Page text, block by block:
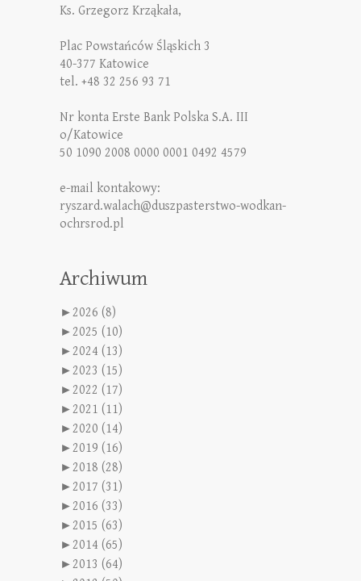
Ks. Grzegorz Krząkała,
Plac Powstańców Śląskich 3
40-377 Katowice
tel. +48 32 256 93 71
Nr konta Erste Bank Polska S.A. III
o/Katowice
50 1090 2008 0000 0001 0492 4579
e-mail kontakowy:
ryszard.walach@duszpasterstwo-wodkan-
ochrsrod.pl
Archiwum
►2026 (8)
►2025 (10)
►2024 (13)
►2023 (15)
►2022 (17)
►2021 (11)
►2020 (14)
►2019 (16)
►2018 (28)
►2017 (31)
►2016 (33)
►2015 (63)
►2014 (65)
►2013 (64)